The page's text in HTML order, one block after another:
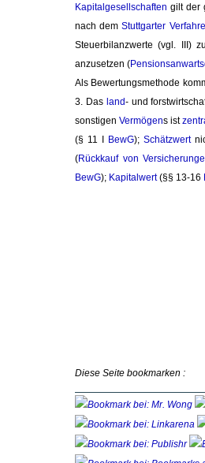
Kapitalgesellschaften gilt der
nach demStuttgarter
Steuerbilanzwerte (vgl. III)
anzusetzen (
Als Bewertungsmethode
3. Das land- und
sonstigenVermögens ist
(§ 11 I
BewG); Schätzwert
(Rückkauf von
BewG); Kapitalwert(§§ 13-16
Diese Seite bookmarken :